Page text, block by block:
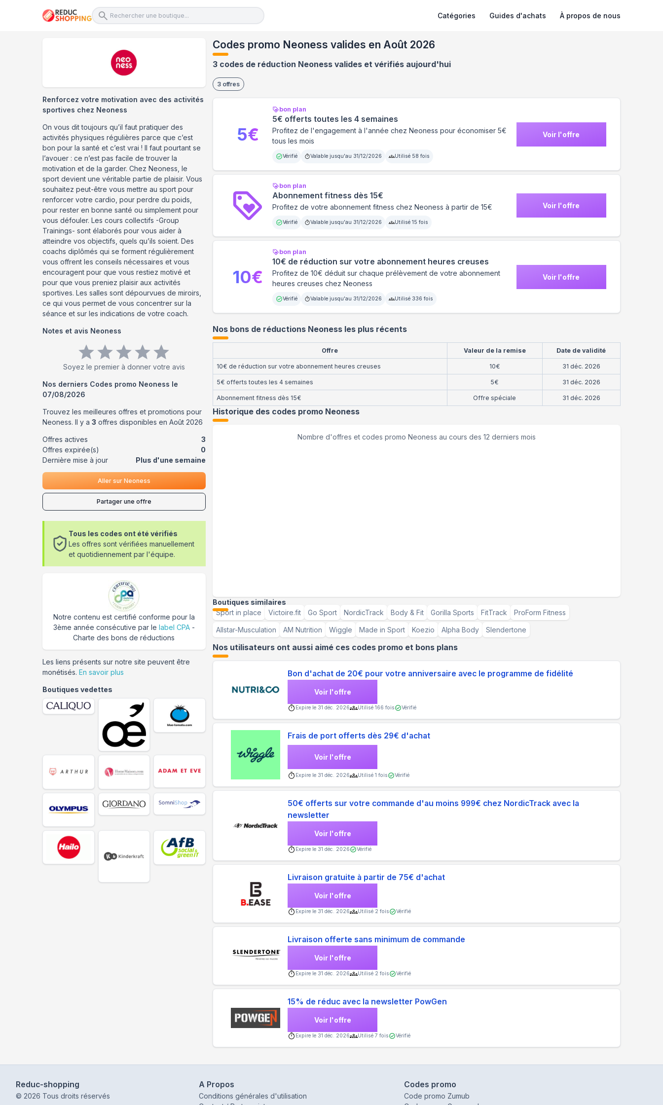
Catégories Guides d'achats À propos de nous
Codes promo Neoness valides en Août 2026
3 codes de réduction Neoness valides et vérifiés aujourd'hui
3 offres
bon plan
5€ offerts toutes les 4 semaines
Profitez de l'engagement à l'année chez Neoness pour économiser 5€
tous les mois
Vérifié Valable jusqu'au 31/12/2026 Utilisé 58 fois
Voir l'offre
5€
bon plan
Abonnement fitness dès 15€
Profitez de votre abonnement fitness chez Neoness à partir de 15€
Vérifié Valable jusqu'au 31/12/2026 Utilisé 15 fois
Voir l'offre
bon plan
10€ de réduction sur votre abonnement heures creuses
Profitez de 10€ déduit sur chaque prélèvement de votre abonnement
heures creuses chez Neoness
Vérifié Valable jusqu'au 31/12/2026 Utilisé 336 fois
Voir l'offre
10€
Nos bons de réductions Neoness les plus récents
Offre Valeur de la remise Date de validité
10€ de réduction sur votre abonnement heures creuses 10€ 31 déc. 2026
5€ offerts toutes les 4 semaines 5€ 31 déc. 2026
Abonnement fitness dès 15€ Offre spéciale 31 déc. 2026
Historique des codes promo Neoness
Nombre d'offres et codes promo Neoness au cours des 12 derniers mois
Boutiques similaires
Sport in place
Victoire.fit Go Sport NordicTrack Body & Fit Gorilla Sports FitTrack ProForm Fitness
Allstar-Musculation AM Nutrition Wiggle Made in Sport Koezio Alpha Body Slendertone
Nos utilisateurs ont aussi aimé ces codes promo et bons plans
Bon d'achat de 20€ pour votre anniversaire avec le programme de fidélité
Voir l'offre
Expire le 31 déc. 2026 Utilisé166 fois Vérifié
Frais de port offerts dès 29€ d'achat
Voir l'offre
Expire le 31 déc. 2026 Utilisé1 fois Vérifié
50€ offerts sur votre commande d'au moins 999€ chez NordicTrack avec la
newsletter
Voir l'offre
Expire le 31 déc. 2026 Vérifié
Livraison gratuite à partir de 75€ d'achat
Voir l'offre
Expire le 31 déc. 2026 Utilisé 2 fois Vérifié
Livraison offerte sans minimum de commande
Voir l'offre
Expire le 31 déc. 2026 Utilisé 2 fois Vérifié
15% de réduc avec la newsletter PowGen
Voir l'offre
Expire le 31 déc. 2026 Utilisé7 fois Vérifié
Renforcez votre motivation avec des activités
sportives chez Neoness
On vous dit toujours qu’il faut pratiquer des
activités physiques régulières parce que c’est
bon pour la santé et c’est vrai ! Il faut pourtant se
l’avouer : ce n’est pas facile de trouver la
motivation et de la garder. Chez Neoness, le
sport devient une véritable partie de plaisir. Vous
souhaitez peut-être vous mettre au sport pour
renforcer votre cardio, pour perdre du poids,
pour rester en bonne santé ou simplement pour
vous défouler. Les cours collectifs -Group
Trainings- sont élaborés pour vous aider à
atteindre vos objectifs, quels qu’ils soient. Des
coachs diplômés qui se forment régulièrement
vous offrent les conseils nécessaires et vous
encouragent pour que vous restiez motivé et
pour que vous preniez plaisir aux activités
sportives. Les salles sont dépourvues de miroirs,
ce qui vous permet de vous concentrer sur la
séance et sur les indications de votre coach.
Notes et avis Neoness
Soyez le premier à donner votre avis
Nos derniers Codes promo Neoness le
07/08/2026
Trouvez les meilleures offres et promotions pour
Neoness. Il y a 3 offres disponibles en Août 2026
Offres actives
3
Offres expirée(s)
0
Dernière mise à jour
Plus d'une semaine
Aller sur Neoness
Partager une offre
Tous les codes ont été vérifiés
Les offres sont vérifiées manuellement
et quotidiennement par l'équipe.
Notre contenu est certifié conforme pour la
3ème année consécutive par le label CPA-
Charte des bons de réductions
Les liens présents sur notre site peuvent être
monétisés. En savoir plus
Boutiques vedettes
Reduc-shopping
© 2026 Tous droits réservés
A Propos
Conditions générales d'utilisation
Codes promo
Code promo Zumub